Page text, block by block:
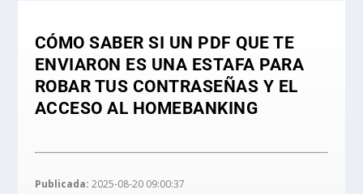
CÓMO SABER SI UN PDF QUE TE
ENVIARON ES UNA ESTAFA PARA
ROBAR TUS CONTRASEÑAS Y EL
ACCESO AL HOMEBANKING
Publicada: 2025-08-20 09:00:37